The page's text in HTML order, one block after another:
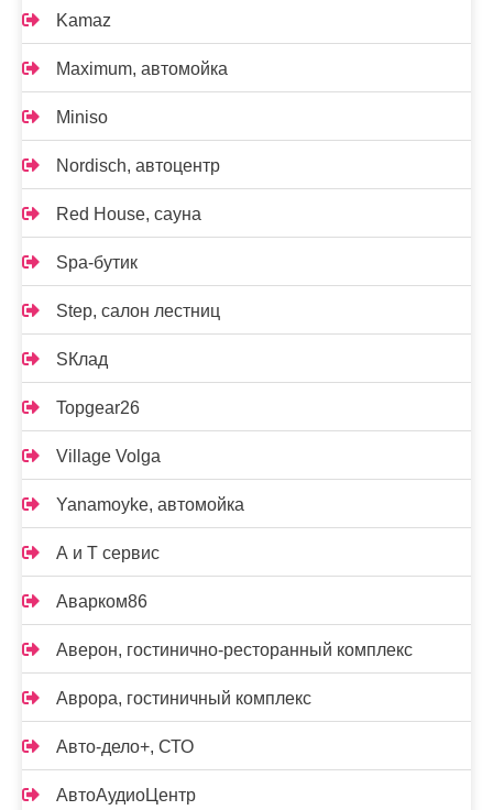
Kamaz
Maximum, автомойка
Miniso
Nordisch, автоцентр
Red House, сауна
Spa-бутик
Step, салон лестниц
SКлад
Topgear26
Village Volga
Yanamoyke, автомойка
А и Т сервис
Аварком86
Аверон, гостинично-ресторанный комплекс
Аврора, гостиничный комплекс
Авто-дело+, СТО
АвтоАудиоЦентр